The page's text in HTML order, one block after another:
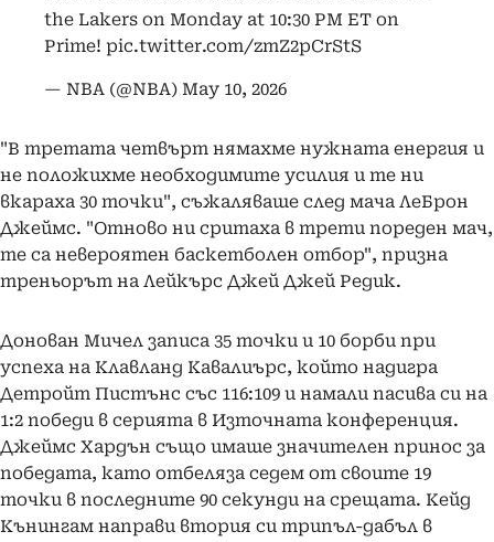
the Lakers on Monday at 10:30 PM ET on
Prime! pic.twitter.com/zmZ2pCrStS
— NBA (@NBA) May 10, 2026
"В третата четвърт нямахме нужната енергия и
не положихме необходимите усилия и те ни
вкараха 30 точки", съжаляваше след мача ЛеБрон
Джеймс. "Отново ни сритаха в трети пореден мач,
те са невероятен баскетболен отбор", призна
треньорът на Лейкърс Джей Джей Редик.
Донован Мичел записа 35 точки и 10 борби при
успеха на Клавланд Кавалиърс, който надигра
Детройт Пистънс със 116:109 и намали пасива си на
1:2 победи в серията в Източната конференция.
Джеймс Хардън също имаше значителен принос за
победата, като отбеляза седем от своите 19
точки в последните 90 секунди на срещата. Кейд
Кънингам направи втория си трипъл-дабъл в